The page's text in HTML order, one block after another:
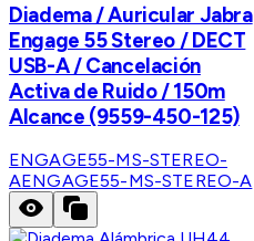
Diadema / Auricular Jabra
Engage 55 Stereo / DECT
USB-A / Cancelación
Activa de Ruido / 150m
Alcance (9559-450-125)
ENGAGE55-MS-STEREO-
AENGAGE55-MS-STEREO-A